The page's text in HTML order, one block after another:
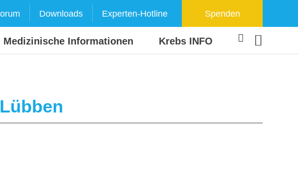
Downloads Experten-Hotline Spenden
Medizinische Informationen Krebs INFO